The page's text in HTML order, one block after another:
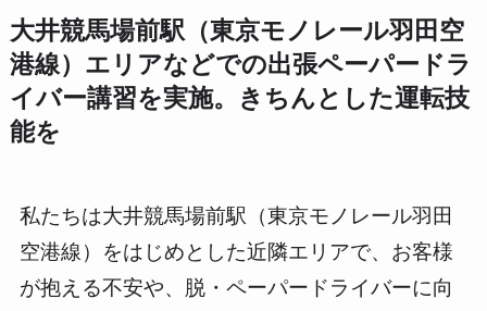
大井競馬場前駅（東京モノレール羽田空
港線）エリアなどでの出張ペーパードラ
イバー講習を実施。きちんとした運転技
能を
私たちは大井競馬場前駅（東京モノレール羽田
空港線）をはじめとした近隣エリアで、お客様
が抱える不安や、脱・ペーパードライバーに向